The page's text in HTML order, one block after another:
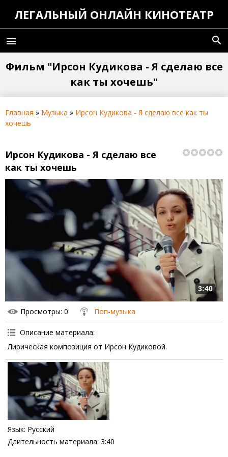
ЛЕГАЛЬНЫЙ ОНЛАЙН КИНОТЕАТР
menu search
Фильм "Ирсон Кудикова - Я сделаю все
как ты хочешь"
Главная » Музыка » Ирсон Кудикова - Я сделаю все как ты
хочешь
Ирсон Кудикова - Я сделаю все
как ты хочешь
3:40
Просмотры: 0 Поп-музыка
Описание материала:
Лирическая композиция от Ирсон Кудиковой.
Язык: Русский
Длительность материала: 3:40